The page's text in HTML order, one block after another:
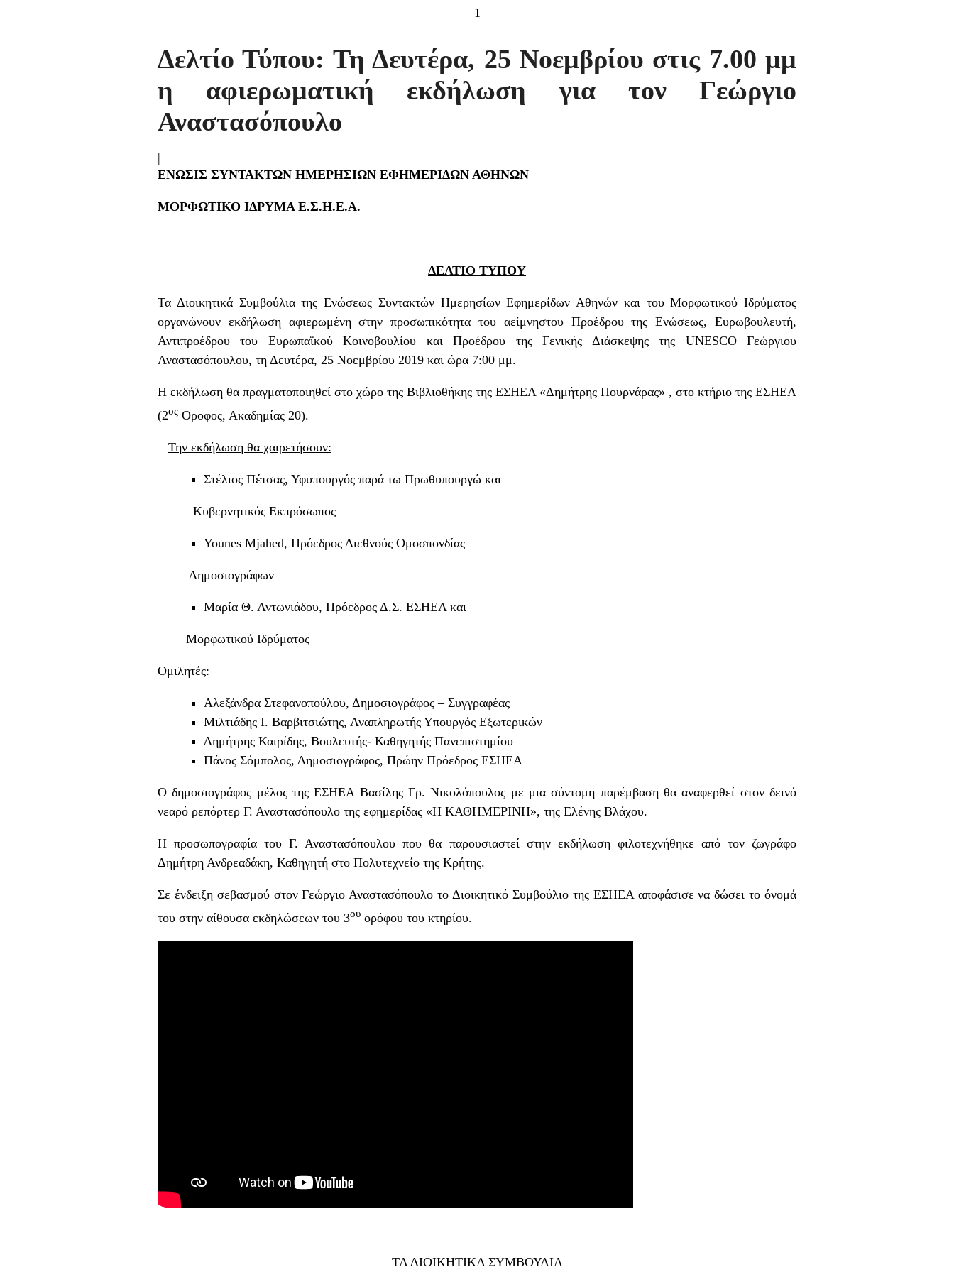
1
Δελτίο Τύπου: Τη Δευτέρα, 25 Νοεμβρίου στις 7.00 μμ
η αφιερωματική εκδήλωση για τον Γεώργιο
Αναστασόπουλο
|
ΕΝΩΣΙΣ ΣΥΝΤΑΚΤΩΝ ΗΜΕΡΗΣΙΩΝ ΕΦΗΜΕΡΙΔΩΝ ΑΘΗΝΩΝ
ΜΟΡΦΩΤΙΚΟ ΙΔΡΥΜΑ Ε.Σ.Η.Ε.Α.
ΔΕΛΤΙΟ ΤΥΠΟΥ
Τα Διοικητικά Συμβούλια της Ενώσεως Συντακτών Ημερησίων Εφημερίδων Αθηνών και του Μορφωτικού Ιδρύματος
οργανώνουν εκδήλωση αφιερωμένη στην προσωπικότητα του αείμνηστου Προέδρου της Ενώσεως, Ευρωβουλευτή,
Αντιπροέδρου του Ευρωπαϊκού Κοινοβουλίου και Προέδρου της Γενικής Διάσκεψης της UNESCO Γεώργιου
Αναστασόπουλου, τη Δευτέρα, 25 Νοεμβρίου 2019 και ώρα 7:00 μμ.
Η εκδήλωση θα πραγματοποιηθεί στο χώρο της Βιβλιοθήκης της ΕΣΗΕΑ «Δημήτρης Πουρνάρας» , στο κτήριο της ΕΣΗΕΑ
(2ος Οροφος, Ακαδημίας 20).
Την εκδήλωση θα χαιρετήσουν:
Στέλιος Πέτσας, Υφυπουργός παρά τω Πρωθυπουργώ και
Κυβερνητικός Εκπρόσωπος
Younes Mjahed, Πρόεδρος Διεθνούς Ομοσπονδίας
Δημοσιογράφων
Μαρία Θ. Αντωνιάδου, Πρόεδρος Δ.Σ. ΕΣΗΕΑ και
Μορφωτικού Ιδρύματος
Ομιλητές:
Αλεξάνδρα Στεφανοπούλου, Δημοσιογράφος – Συγγραφέας
Μιλτιάδης Ι. Βαρβιτσιώτης, Αναπληρωτής Υπουργός Εξωτερικών
Δημήτρης Καιρίδης, Βουλευτής- Καθηγητής Πανεπιστημίου
Πάνος Σόμπολος, Δημοσιογράφος, Πρώην Πρόεδρος ΕΣΗΕΑ
Ο δημοσιογράφος μέλος της ΕΣΗΕΑ Βασίλης Γρ. Νικολόπουλος με μια σύντομη παρέμβαση θα αναφερθεί στον δεινό
νεαρό ρεπόρτερ Γ. Αναστασόπουλο της εφημερίδας «Η ΚΑΘΗΜΕΡΙΝΗ», της Ελένης Βλάχου.
Η προσωπογραφία του Γ. Αναστασόπουλου που θα παρουσιαστεί στην εκδήλωση φιλοτεχνήθηκε από τον ζωγράφο
Δημήτρη Ανδρεαδάκη, Καθηγητή στο Πολυτεχνείο της Κρήτης.
Σε ένδειξη σεβασμού στον Γεώργιο Αναστασόπουλο το Διοικητικό Συμβούλιο της ΕΣΗΕΑ αποφάσισε να δώσει το όνομά
του στην αίθουσα εκδηλώσεων του 3ου ορόφου του κτηρίου.
ΤΑ ΔΙΟΙΚΗΤΙΚΑ ΣΥΜΒΟΥΛΙΑ